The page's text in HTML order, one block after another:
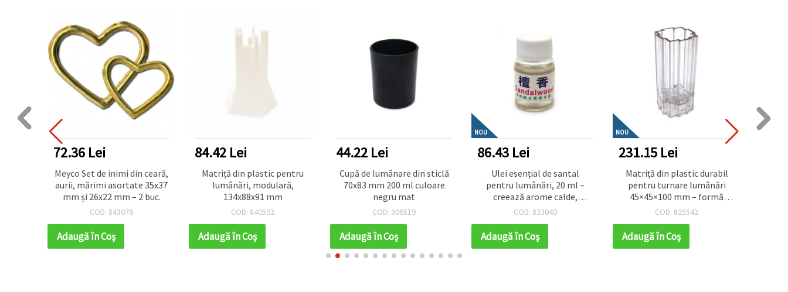
72.36 Lei
Meyco Set de inimi din ceară,
aurii, mărimi asortate 35x37
mm și 26x22 mm – 2 buc.
COD: 843076
Adaugă în Coş
84.42 Lei
Matriță din plastic pentru
lumânări, modulară,
134x88x91 mm
COD: 840592
Adaugă în Coş
44.22 Lei
Cupă de lumânare din sticlă
70x83 mm 200 ml culoare
negru mat
COD: 306519
Adaugă în Coş
NOU
86.43 Lei
Ulei esențial de santal
pentru lumânări, 20 ml –
creează arome calde,
relaxante și luxoase
COD: 833040
Adaugă în Coş
NOU
231.15 Lei
Matriță din plastic durabil
pentru turnare lumânări
45×45×100 mm – formă
dreptunghiulară, ideală
moderne și decor interior
COD: 825542
Adaugă în Coş